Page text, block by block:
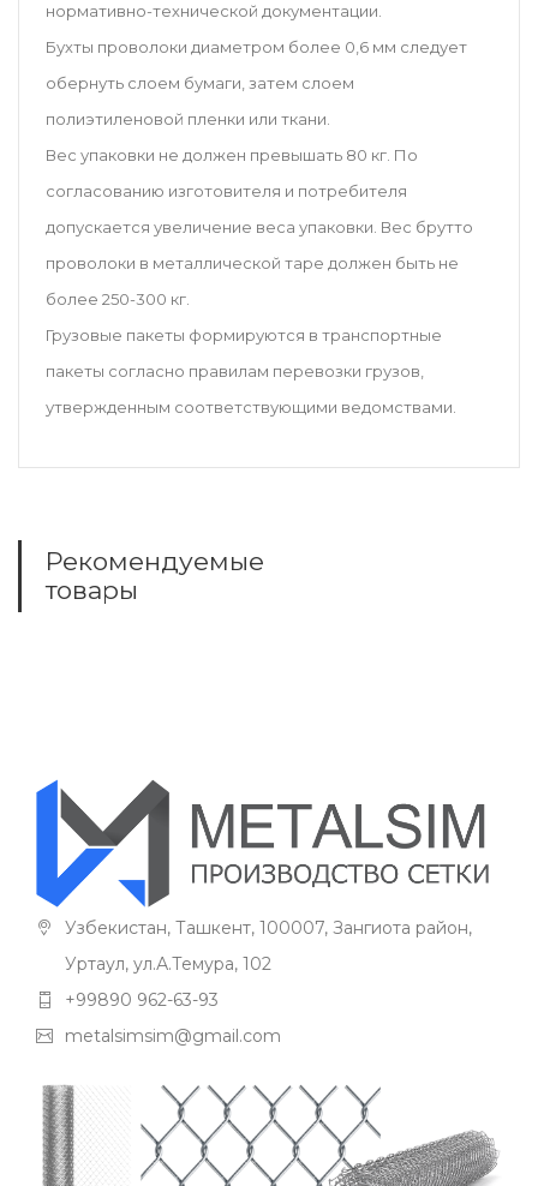
нормативно-технической документации.
Бухты проволоки диаметром более 0,6 мм следует
обернуть слоем бумаги, затем слоем
полиэтиленовой пленки или ткани.
Вес упаковки не должен превышать 80 кг. По
согласованию изготовителя и потребителя
допускается увеличение веса упаковки. Вес брутто
проволоки в металлической таре должен быть не
более 250-300 кг.
Грузовые пакеты формируются в транспортные
пакеты согласно правилам перевозки грузов,
утвержденным соответствующими ведомствами.
Рекомендуемые
товары
Узбекистан, Ташкент, 100007, Зангиота район,
Уртаул, ул.А.Темура, 102
+99890 962-63-93
metalsimsim@gmail.com